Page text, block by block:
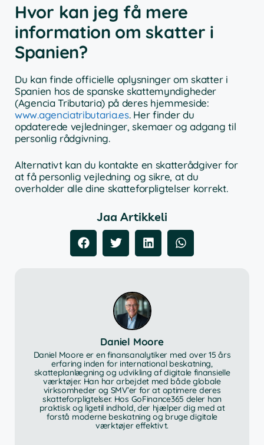
Hvor kan jeg få mere
information om skatter i
Spanien?
Du kan finde officielle oplysninger om skatter i
Spanien hos de spanske skattemyndigheder
(Agencia Tributaria) på deres hjemmeside:
www.agenciatributaria.es. Her finder du
opdaterede vejledninger, skemaer og adgang til
personlig rådgivning.
Alternativt kan du kontakte en skatterådgiver for
at få personlig vejledning og sikre, at du
overholder alle dine skatteforpligtelser korrekt.
Jaa Artikkeli
Daniel Moore
Daniel Moore er en finansanalytiker med over 15 års
erfaring inden for international beskatning,
skatteplanlægning og udvikling af digitale finansielle
værktøjer. Han har arbejdet med både globale
virksomheder og SMV’er for at optimere deres
skatteforpligtelser. Hos GoFinance365 deler han
praktisk og ligetil indhold, der hjælper dig med at
forstå moderne beskatning og bruge digitale
værktøjer effektivt.